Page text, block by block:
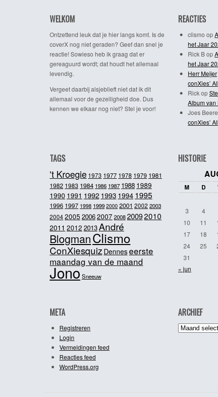
WELKOM
Ontzettend leuk dat je hier langs komt. Is de
coverX nog niet geraden? Geef dan snel je
reactie! Sowieso heb ik graag dat er
gereaguurd wordt; dat houdt het allemaal
levendig.
Vergeet daarbij alsjeblieft niet dat ik dit
allemaal voor de gezelligheid doe. Dus
kennen we elkaar nog niet? Stel je voor!
REACTIES
clismo op
het Jaar
Rick Bop
het Jaar
Herr Meijer
conXies’
Rickop
Album van
Joes
conXies’
TAGS
't Kroegie 1973 1977 1978 1979 1981
1982 1983 1984 1986 1987 1988 1989
1990 1991 19921993 1994 1995
1996 1997 1998 1999 2000 2001 2002 2003
20042005 20062007200820092010
2011 2012 2013André
BlogmanClismo
ConXiesquiz Denneseerste
maandag van de maand
JonoSneeuw
HISTORIE
M D
3
4
10
11
17
18
24
25
31
« jun
META
Registreren
Login
Vermeldingen feed
Reacties feed
WordPress.org
ARCHIEF
Archief